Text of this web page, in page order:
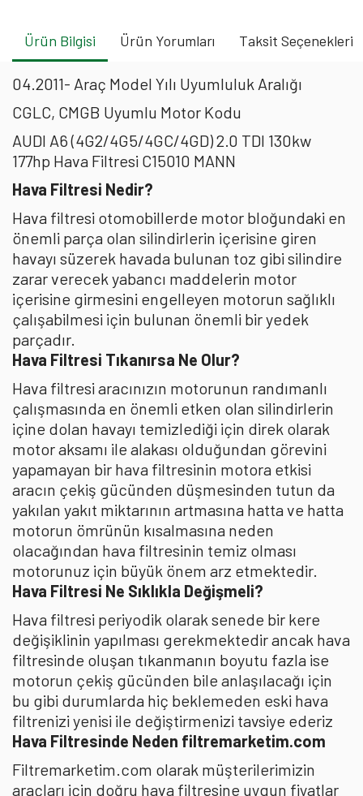
Ürün Bilgisi Ürün Yorumları Taksit Seçenekleri
04.2011- Araç Model Yılı Uyumluluk Aralığı
CGLC, CMGB Uyumlu Motor Kodu
AUDI A6 (4G2/4G5/4GC/4GD) 2.0 TDI 130kw
177hp Hava Filtresi C15010 MANN
Hava Filtresi Nedir?
Hava filtresi otomobillerde motor bloğundaki en
önemli parça olan silindirlerin içerisine giren
havayı süzerek havada bulunan toz gibi silindire
zarar verecek yabancı maddelerin motor
içerisine girmesini engelleyen motorun sağlıklı
çalışabilmesi için bulunan önemli bir yedek
parçadır.
Hava Filtresi Tıkanırsa Ne Olur?
Hava filtresi aracınızın motorunun randımanlı
çalışmasında en önemli etken olan silindirlerin
içine dolan havayı temizlediği için direk olarak
motor aksamı ile alakası olduğundan görevini
yapamayan bir hava filtresinin motora etkisi
aracın çekiş gücünden düşmesinden tutun da
yakılan yakıt miktarının artmasına hatta ve hatta
motorun ömrünün kısalmasına neden
olacağından hava filtresinin temiz olması
motorunuz için büyük önem arz etmektedir.
Hava Filtresi Ne Sıklıkla Değişmeli?
Hava filtresi periyodik olarak senede bir kere
değişiklinin yapılması gerekmektedir ancak hava
filtresinde oluşan tıkanmanın boyutu fazla ise
motorun çekiş gücünden bile anlaşılacağı için
bu gibi durumlarda hiç beklemeden eski hava
filtrenizi yenisi ile değiştirmenizi tavsiye ederiz
Hava Filtresinde Neden filtremarketim.com
Filtremarketim.com olarak müşterilerimizin
araçları için doğru hava filtresine uygun fiyatlar